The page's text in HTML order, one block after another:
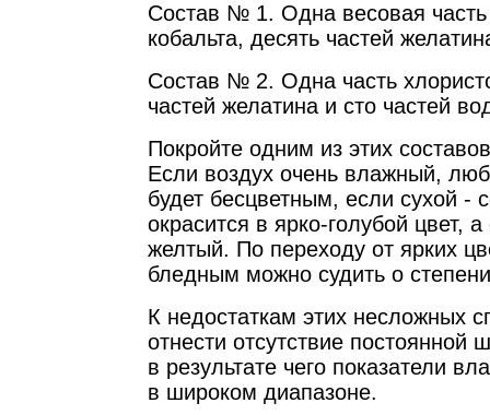
Состав № 1. Одна весовая часть
кобальта, десять частей
Состав № 2. Одна часть
частей желатина и сто частей
Покройте одним из этих
Если воздух очень влажный,
будет бесцветным, если сухой -
окрасится в ярко-голубой цвет,
желтый. По переходу от ярких
бледным можно судить о
К недостаткам этих несложных
отнести отсутствие
в результате чего показатели
в широком диапазоне.